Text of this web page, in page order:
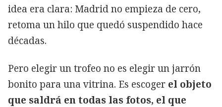
idea era clara: Madrid no empieza de cero,
retoma un hilo que quedó suspendido hace
décadas.
Pero elegir un trofeo no es elegir un jarrón
bonito para una vitrina. Es escoger el objeto
que saldrá en todas las fotos, el que